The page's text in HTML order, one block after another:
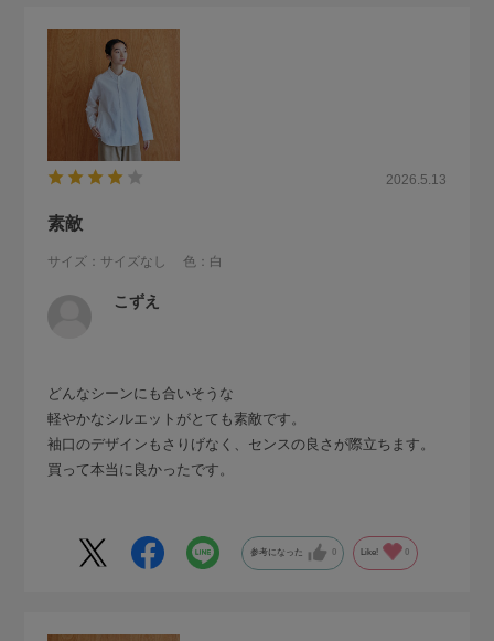
2026.5.13
素敵
サイズ：サイズなし 色：白
こずえ
どんなシーンにも合いそうな
軽やかなシルエットがとても素敵です。
袖口のデザインもさりげなく、センスの良さが際立ちます。
買って本当に良かったです。
参考になった 0 Like! 0